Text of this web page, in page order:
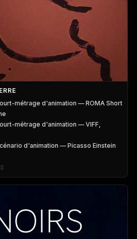
métrage d'animation — ROMA Short
métrage d'animation — VIFF,
d'animation — Picasso Einstein